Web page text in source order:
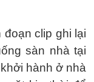
clip ghi lại
sàn nhà tại
hành ở nhà